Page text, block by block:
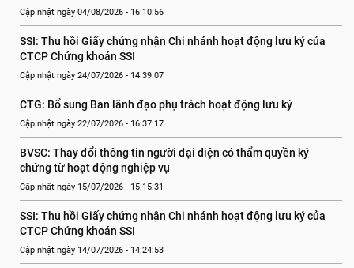
Cập nhật ngày 04/08/2026 - 16:10:56
SSI: Thu hồi Giấy chứng nhận Chi nhánh hoạt động lưu ký của
CTCP Chứng khoán SSI
Cập nhật ngày 24/07/2026 - 14:39:07
CTG: Bổ sung Ban lãnh đạo phụ trách hoạt động lưu ký
Cập nhật ngày 22/07/2026 - 16:37:17
BVSC: Thay đổi thông tin người đại diện có thẩm quyền ký
chứng từ hoạt động nghiệp vụ
Cập nhật ngày 15/07/2026 - 15:15:31
SSI: Thu hồi Giấy chứng nhận Chi nhánh hoạt động lưu ký của
CTCP Chứng khoán SSI
Cập nhật ngày 14/07/2026 - 14:24:53